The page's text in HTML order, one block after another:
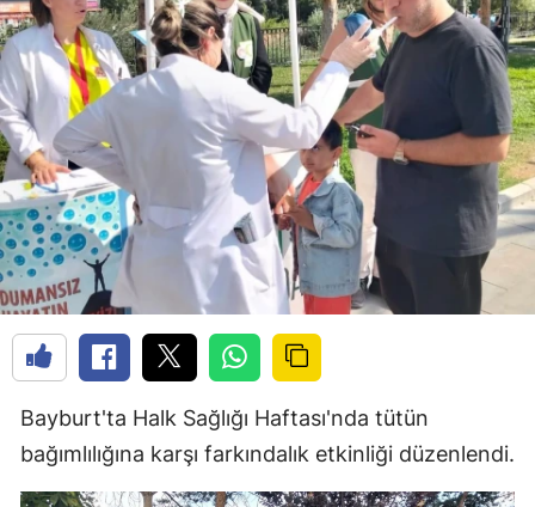
Bayburt'ta Halk Sağlığı Haftası'nda tütün
bağımlılığına karşı farkındalık etkinliği düzenlendi.